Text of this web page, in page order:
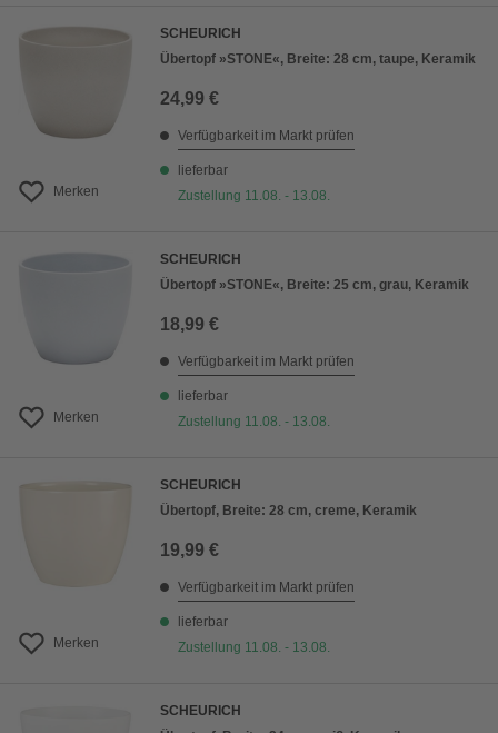
Merken
SCHEURICH
Übertopf »STONE«, Breite: 28 cm, taupe, Keramik
24,99 €
Verfügbarkeit im Markt prüfen
lieferbar
Zustellung 11.08. - 13.08.
Merken
SCHEURICH
Übertopf »STONE«, Breite: 25 cm, grau, Keramik
18,99 €
Verfügbarkeit im Markt prüfen
lieferbar
Zustellung 11.08. - 13.08.
Merken
SCHEURICH
Übertopf, Breite: 28 cm, creme, Keramik
19,99 €
Verfügbarkeit im Markt prüfen
lieferbar
Zustellung 11.08. - 13.08.
SCHEURICH